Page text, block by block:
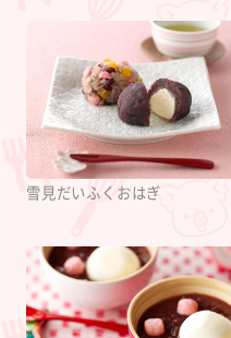
雪見だいふくおはぎ